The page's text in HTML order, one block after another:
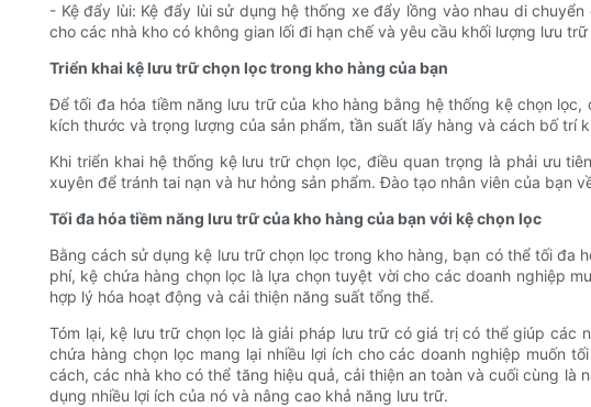
- Kệ đẩy lùi: Kệ đẩy lùi sử dụng hệ thống xe đẩy lồng vào nhau di
cho các nhà kho có không gian lối đi hạn chế và yêu cầu khối lượng lưu trữ
Triển khai kệ lưu trữ chọn lọc trong kho hàng của bạn
Để tối đa hóa tiềm năng lưu trữ của kho hàng bằng hệ thống kệ chọn
kích thước và trọng lượng của sản phẩm, tần suất lấy hàng và cách bố trí
Khi triển khai hệ thống kệ lưu trữ chọn lọc, điều quan trọng là phải ưu
xuyên để tránh tai nạn và hư hỏng sản phẩm. Đào tạo nhân viên của bạn
Tối đa hóa tiềm năng lưu trữ của kho hàng của bạn với kệ chọn lọc
Bằng cách sử dụng kệ lưu trữ chọn lọc trong kho hàng, bạn có thể tối đa
phí, kệ chứa hàng chọn lọc là lựa chọn tuyệt vời cho các doanh nghiệp
hợp lý hóa hoạt động và cải thiện năng suất tổng thể.
Tóm lại, kệ lưu trữ chọn lọc là giải pháp lưu trữ có giá trị có thể giúp các
chứa hàng chọn lọc mang lại nhiều lợi ích cho các doanh nghiệp muốn
cách, các nhà kho có thể tăng hiệu quả, cải thiện an toàn và cuối cùng
dụng nhiều lợi ích của nó và nâng cao khả năng lưu trữ.